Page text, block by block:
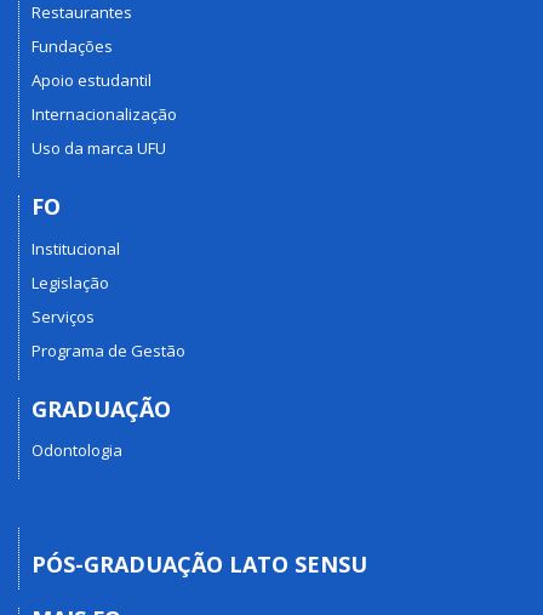
Restaurantes
Fundações
Apoio estudantil
Internacionalização
Uso da marca UFU
FO
Institucional
Legislação
Serviços
Programa de Gestão
GRADUAÇÃO
Odontologia
PÓS-GRADUAÇÃO LATO SENSU